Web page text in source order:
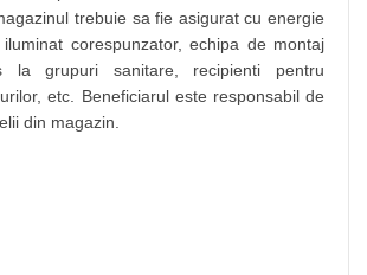
trebuie sa fie asigurat cu energie
corespunzator, echipa de montaj
la grupuri sanitare, recipienti pentru
etc. Beneficiarul este responsabil de
din magazin.